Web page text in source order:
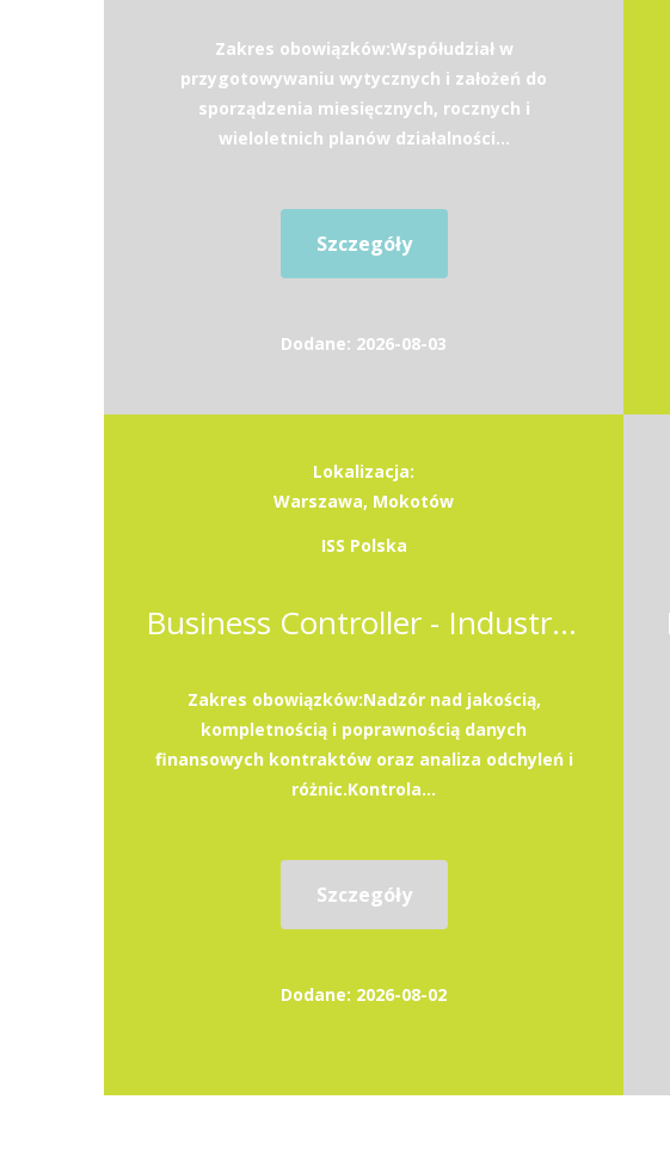
Zakres obowiązków:Współudział w
przygotowywaniu wytycznych i założeń do
sporządzenia miesięcznych, rocznych i
wieloletnich planów działalności...
Szczegóły
Dodane: 2026-08-03
Lokalizacja:
Warszawa, Mokotów
ISS Polska
Business Controller - Industry Division (k/m)
Zakres obowiązków:Nadzór nad jakością,
kompletnością i poprawnością danych
finansowych kontraktów oraz analiza odchyleń i
różnic.Kontrola...
Szczegóły
Dodane: 2026-08-02